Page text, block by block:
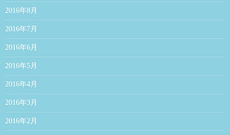
2016年8月
2016年7月
2016年6月
2016年5月
2016年4月
2016年3月
2016年2月